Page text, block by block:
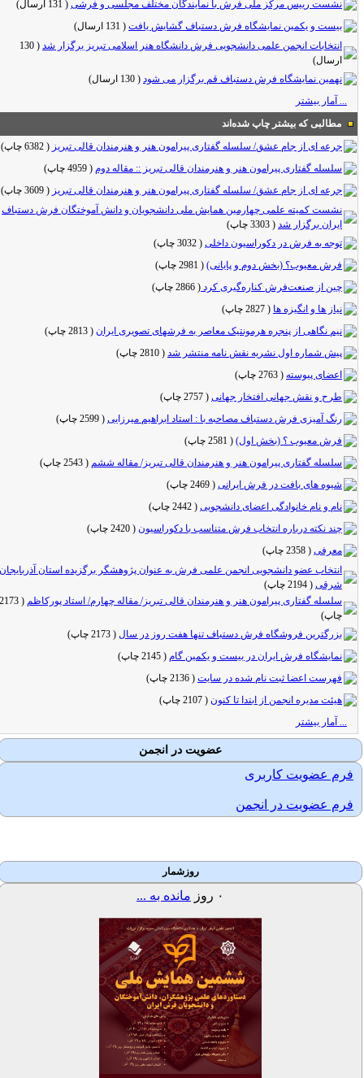
نشست رییس مرکز ملی فرش با نمایندگان مختلف مجلسی و فرشی(
)
بیست و یکمین نمایشگاه فرش دستباف گشایش یافت(131 ارسال
)
انتخابات انجمن علمی دانشجویی فرش دانشگاه هنر اسلامی تبریز برگزار شد(
130
ارسال)
نهمین نمایشگاه فرش دستباف قم برگزار می شود(130 ارسال
)
... آمار بیشتر
مطالبی که بیشتر چاپ شده‌اند
جرعه ای از جام عشق/ سلسله گفتاری پیرامون هنر و هنرمندان قالی تبریز (6382 چاپ
)
سلسله گفتاری پیرامون هنر و هنرمندان قالی تبریز :: مقاله دوم(4959 چاپ
)
جرعه ای از جام عشق/ سلسله گفتاری پیرامون هنر و هنرمندان قالی تبریز (3609 چاپ
)
نشست کمیته علمی چهارمین همایش ملی دانشجویان و دانش آموختگان فرش دستباف
ایران برگزار شد(3303 چاپ
)
توجه به فرش در دکوراسیون داخلی(
)
فرش معیوب؟ (بخش دوم و پایانی)(2981 چاپ
)
چین از صنعت‌فرش کناره‌گیری کرد( 2866 چاپ
)
نیاز ها و انگیزه ها (2827 چاپ
)
نیم نگاهی از پنجره هرمونتیک معاصر به فرشهای تصویری ایران (2813 چاپ
)
پیش شماره اول نشریه نقش نامه منتشر شد(2810 چاپ
)
اعضای پیوسته(2763 چاپ
)
طرح و نقش جهانی افتخار جهانی(
)
رنگ آمیزی فرش دستباف مصاحبه با : استاد ابراهیم میرزایی(
)
فرش معیوب ؟ (بخش اول)(2581 چاپ
)
سلسله گفتاری پیرامون هنر و هنرمندان قالی تبریز/ مقاله ششم(2543 چاپ
)
شیوه های بافت در فرش ایرانی(
)
نام و نام خانوادگی اعضای دانشجویی(
)
چند نکته درباره انتخاب فرش متناسب با دکوراسیون(2420 چاپ
)
معرفی(
)
انتخاب عضو دانشجویی انجمن علمی فرش به عنوان پژوهشگر برگزیده استان آذربایجان
شرقی(
)
سلسله گفتاری پیرامون هنر و هنرمندان قالی تبریز/ مقاله چهارم/ استاد پورکاظم(
2173
چاپ)
بزرگترین فروشگاه فرش دستباف تنها هفت روز در سال( 2173 چاپ
)
نمایشگاه فرش ایران در بیست و یکمین گام(2145 چاپ
)
فهرست اعضا ثبت نام شده در سایت(2136 چاپ
)
هیئت مدیره انجمن از ابتدا تا کنون(2107 چاپ
)
... آمار بیشتر
عضویت در انجمن
فرم عضویت کاربری
فرم عضویت در انجمن
روزشمار
روزمانده به ...